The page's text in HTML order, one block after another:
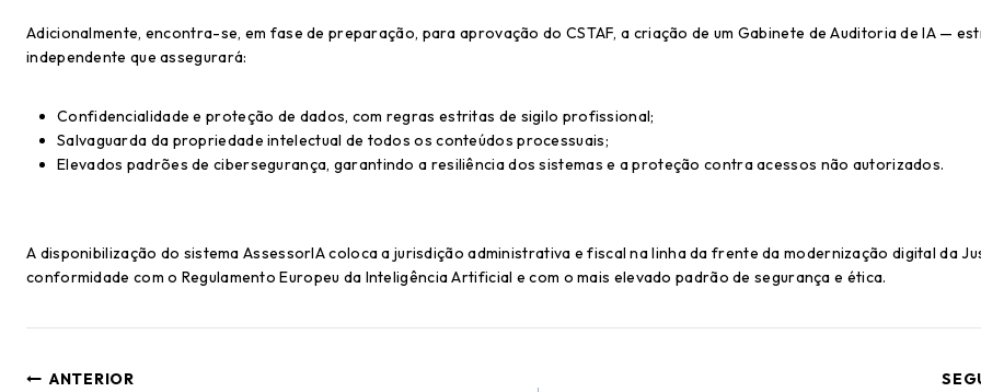
Adicionalmente, encontra-se, em fase de preparação, para aprovação do CSTAF, a criação de um Gabinete de Auditoria de IA —
independente que assegurará:
Confidencialidade e proteção de dados, com regras estritas de sigilo profissional;
Salvaguarda da propriedade intelectual de todos os conteúdos processuais;
Elevados padrões de cibersegurança, garantindo a resiliência dos sistemas e a proteção contra acessos não autorizados.
A disponibilização do sistema AssessorIA coloca a jurisdição administrativa e fiscal na linha da frente da modernização digital da
conformidade com o Regulamento Europeu da Inteligência Artificial e com o mais elevado padrão de segurança e ética.
ANTERIOR